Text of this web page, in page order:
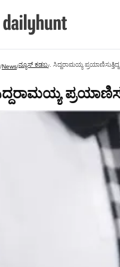
/News/ನ್ಯೂಸ್ ಕಡಬ/ . ಸಿದ್ದರಾಮಯ್ಯ